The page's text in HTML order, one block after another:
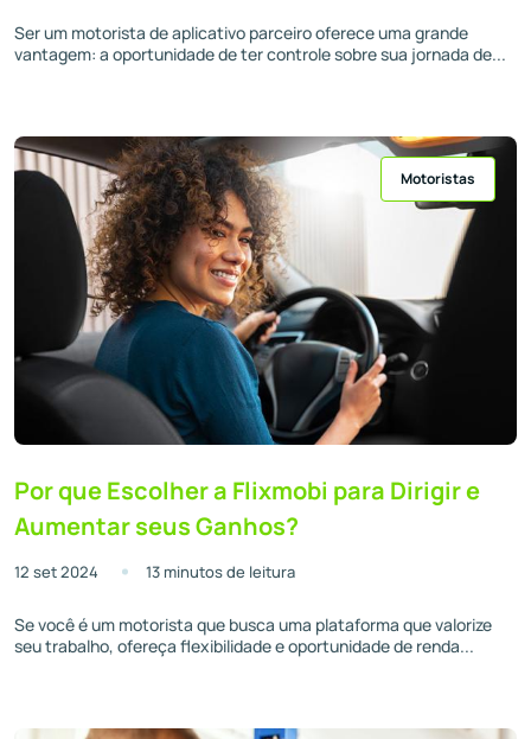
Ser um motorista de aplicativo parceiro oferece uma grande
vantagem: a oportunidade de ter controle sobre sua jornada de...
Motoristas
Por que Escolher a Flixmobi para Dirigir e
Aumentar seus Ganhos?
12 set 2024 13 minutos de leitura
Se você é um motorista que busca uma plataforma que valorize
seu trabalho, ofereça flexibilidade e oportunidade de renda...